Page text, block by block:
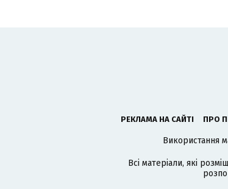
РЕКЛАМА НА САЙТІ ПРО
Використання
Всі матеріали, які